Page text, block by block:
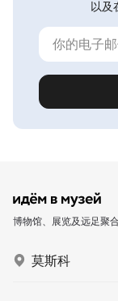
以及
博物馆、展览及远足聚
莫斯科